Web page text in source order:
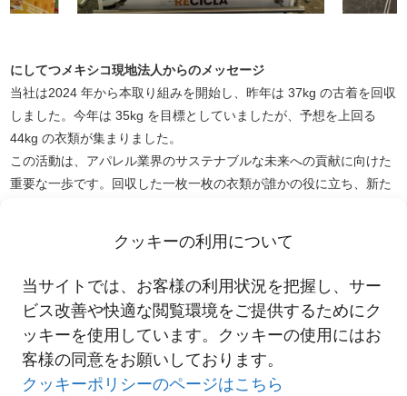
クッキーの利用について
当サイトでは、お客様の利用状況を把握し、サー
ビス改善や快適な閲覧環境をご提供するためにク
ッキーを使用しています。クッキーの使用にはお
客様の同意をお願いしております。
クッキーポリシーのページはこちら
にしてつメキシコ現地法人からのメッセージ
当社は2024 年から本取り組みを開始し、昨年は 37kg の古着を回収
しました。今年は 35kg を目標としていましたが、予想を上回る
44kg の衣類が集まりました。
この活動は、アパレル業界のサステナブルな未来への貢献に向けた
重要な一歩です。回収した一枚一枚の衣類が誰かの役に立ち、新た
画部・ESG担当（03-4332-5060）まで
一覧へ